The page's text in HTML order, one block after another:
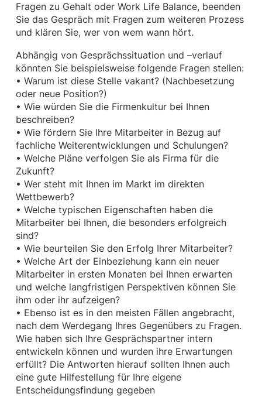
Fragen zu Gehalt oder Work Life Balance, beenden
Sie das Gespräch mit Fragen zum weiteren Prozess
und klären Sie, wer von wem wann hört.
Abhängig von Gesprächssituation und –verlauf
könnten Sie beispielsweise folgende Fragen stellen:
• Warum ist diese Stelle vakant? (Nachbesetzung
oder neue Position?)
• Wie würden Sie die Firmenkultur bei Ihnen
beschreiben?
• Wie fördern Sie Ihre Mitarbeiter in Bezug auf
fachliche Weiterentwicklungen und Schulungen?
• Welche Pläne verfolgen Sie als Firma für die
Zukunft?
• Wer steht mit Ihnen im Markt im direkten
Wettbewerb?
• Welche typischen Eigenschaften haben die
Mitarbeiter bei Ihnen, die besonders erfolgreich
sind?
• Wie beurteilen Sie den Erfolg Ihrer Mitarbeiter?
• Welche Art der Einbeziehung kann ein neuer
Mitarbeiter in ersten Monaten bei Ihnen erwarten
und welche langfristigen Perspektiven können Sie
ihm oder ihr aufzeigen?
• Ebenso ist es in den meisten Fällen angebracht,
nach dem Werdegang Ihres Gegenübers zu Fragen.
Wie haben sich Ihre Gesprächspartner intern
entwickeln können und wurden ihre Erwartungen
erfüllt? Die Antworten hierauf sollten Ihnen auch
eine gute Hilfestellung für Ihre eigene
Entscheidungsfindung gegeben